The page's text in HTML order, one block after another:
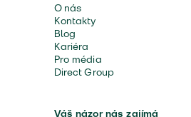
O nás
Kontakty
Blog
Kariéra
Pro média
Direct Group
Váš názor nás zajímá